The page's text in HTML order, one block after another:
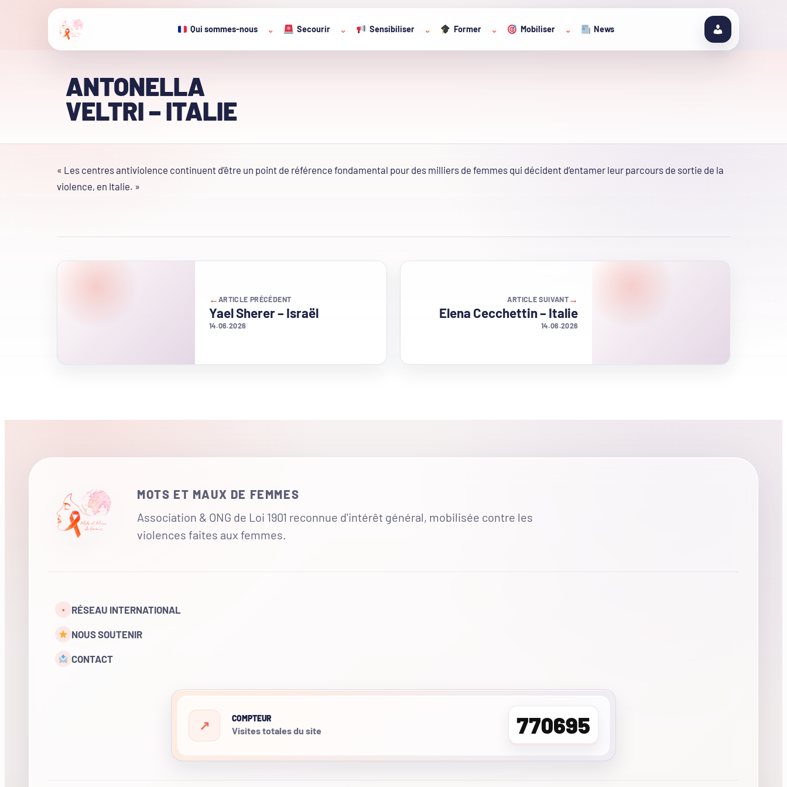
Qui sommes-nous ⌄ Secourir ⌄ Sensibiliser ⌄ Former ⌄ Mobiliser ⌄ News
ANTONELLA
VELTRI – ITALIE
« Les centres antiviolence continuent d’être un point de référence fondamental pour des milliers de femmes qui décident d’entamer leur parcours de sortie de la
violence, en Italie. »
← ARTICLE PRÉCÉDENT
Yael Sherer – Israël
14.06.2026
→
ARTICLE SUIVANT
Elena Cecchettin – Italie
14.06.2026
MOTS ET MAUX DE FEMMES
Association & ONG de Loi 1901 reconnue d'intérêt général, mobilisée contre les
violences faites aux femmes.
• RÉSEAU INTERNATIONAL
NOUS SOUTENIR
CONTACT
COMPTEUR
Visites totales du site 770695